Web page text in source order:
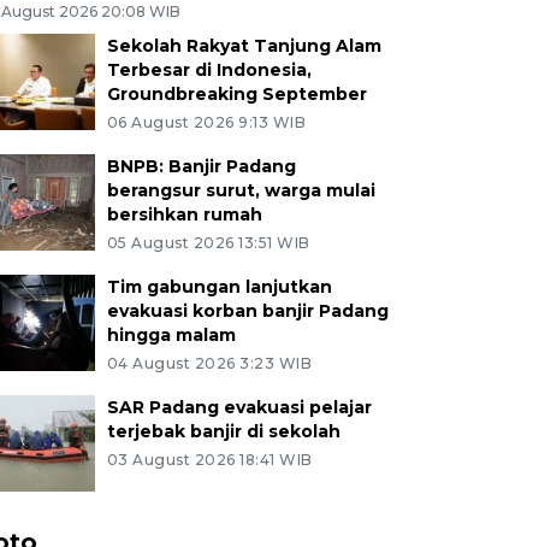
2026 20:08 WIB
Sekolah Rakyat Tanjung Alam
Terbesar di Indonesia,
Groundbreaking September
06 August 2026 9:13 WIB
BNPB: Banjir Padang
berangsur surut, warga mulai
bersihkan rumah
05 August 2026 13:51 WIB
Tim gabungan lanjutkan
evakuasi korban banjir Padang
hingga malam
04 August 2026 3:23 WIB
SAR Padang evakuasi pelajar
terjebak banjir di sekolah
03 August 2026 18:41 WIB